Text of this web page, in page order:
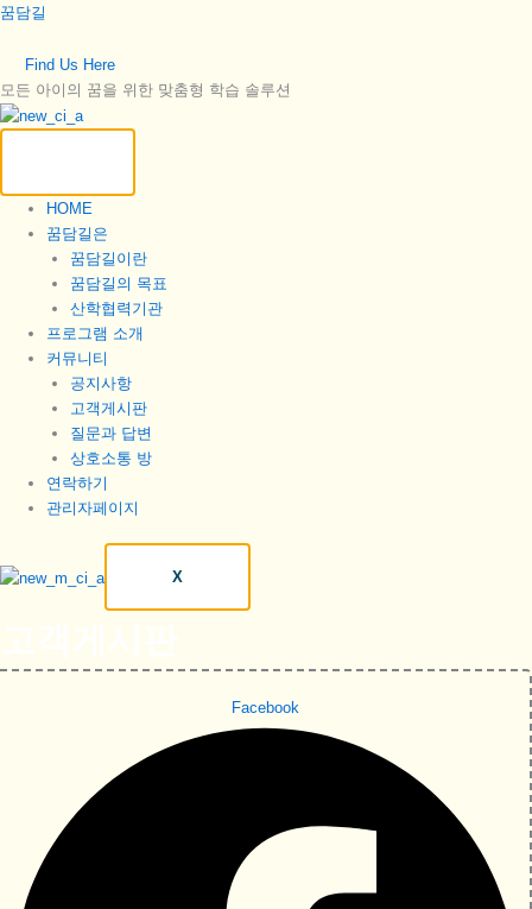
콘
로
건
너
꿈담길
Find Us Here
모든 아이의 꿈을 위한 맞춤형 학습 솔루션
HOME
꿈담길은
꿈담길이란
꿈담길의 목표
산학협력기관
프로그램 소개
커뮤니티
공지사항
고객게시판
질문과 답변
상호소통 방
연락하기
관리자페이지
X
Facebook